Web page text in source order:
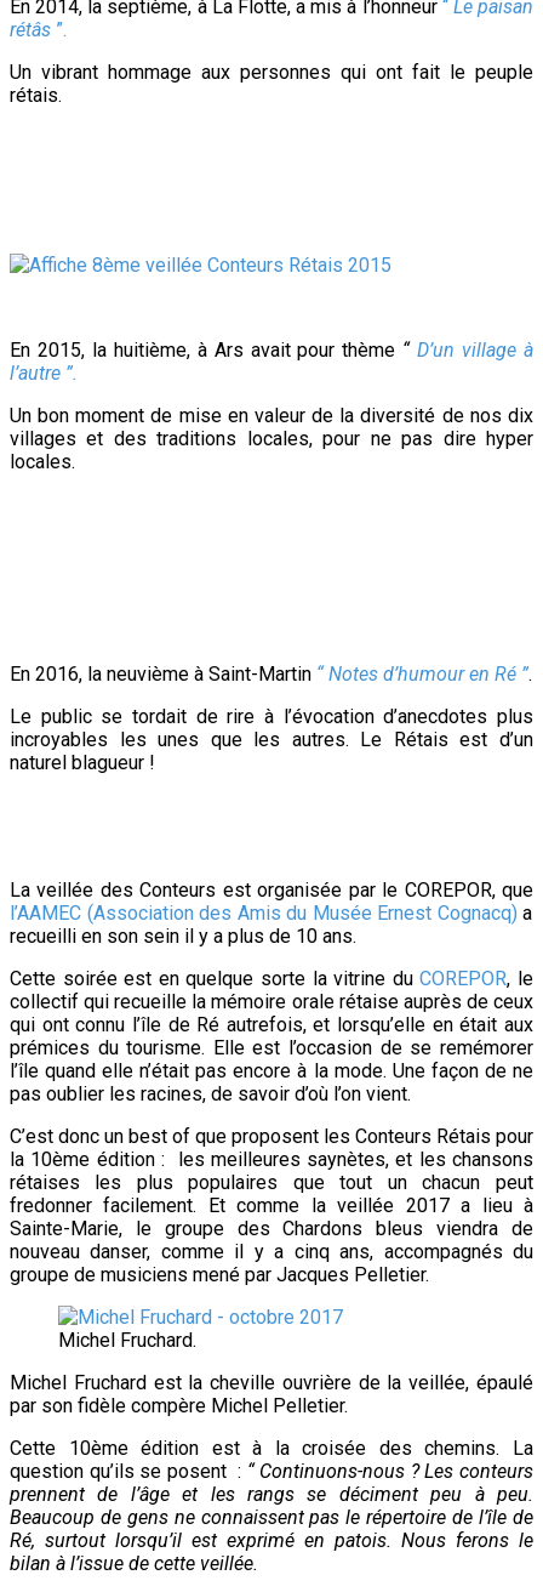
En 2014, la septième, à La Flotte, a mis à l’honneur “ Le paisan
rétâs ”.
Un vibrant hommage aux personnes qui ont fait le peuple
rétais.
En 2015, la huitième, à Ars avait pour thème “D’un village à
l’autre ”.
Un bon moment de mise en valeur de la diversité de nos dix
villages et des traditions locales, pour ne pas dire hyper
locales.
En 2016, la neuvième à Saint-Martin “ Notes d’humour en Ré ”.
Le public se tordait de rire à l’évocation d’anecdotes plus
incroyables les unes que les autres. Le Rétais est d’un
naturel blagueur !
La veillée des Conteurs est organisée par le COREPOR, que
l’AAMEC (Association des Amis du Musée Ernest Cognacq) a
recueilli en son sein il y a plus de 10 ans.
Cette soirée est en quelque sorte la vitrine duCOREPOR, le
collectif qui recueille la mémoire orale rétaise auprès de ceux
qui ont connu l’île de Ré autrefois, et lorsqu’elle en était aux
prémices du tourisme. Elle est l’occasion de se remémorer
l’île quand elle n’était pas encore à la mode. Une façon de ne
pas oublier les racines, de savoir d’où l’on vient.
C’est donc un best of que proposent les Conteurs Rétais pour
la 10ème édition : les meilleures saynètes, et les chansons
rétaises les plus populaires que tout un chacun peut
fredonner facilement. Et comme la veillée 2017 a lieu à
Sainte-Marie, le groupe des Chardons bleus viendra de
nouveau danser, comme il y a cinq ans, accompagnés du
groupe de musiciens mené par Jacques Pelletier.
Michel Fruchard.
Michel Fruchard est la cheville ouvrière de la veillée, épaulé
par son fidèle compère Michel Pelletier.
Cette 10ème édition est à la croisée des chemins. La
question qu’ils se posent : “ Continuons-nous ? Les conteurs
prennent de l’âge et les rangs se déciment peu à peu.
Beaucoup de gens ne connaissent pas le répertoire de l’île de
Ré, surtout lorsqu’il est exprimé en patois. Nous ferons le
bilan à l’issue de cette veillée.